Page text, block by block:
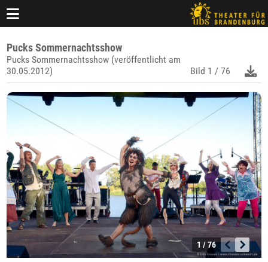
Pucks Sommernachtsshow
Pucks Sommernachtsshow (veröffentlicht am
30.05.2012)
Bild 1 / 76
1 / 76